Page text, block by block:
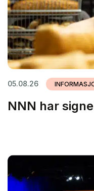
05.08.26
NNN har